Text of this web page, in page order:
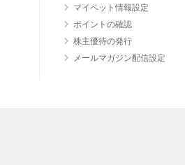
マイペット情報設定
ポイントの確認
株主優待の発行
メールマガジン配信設定